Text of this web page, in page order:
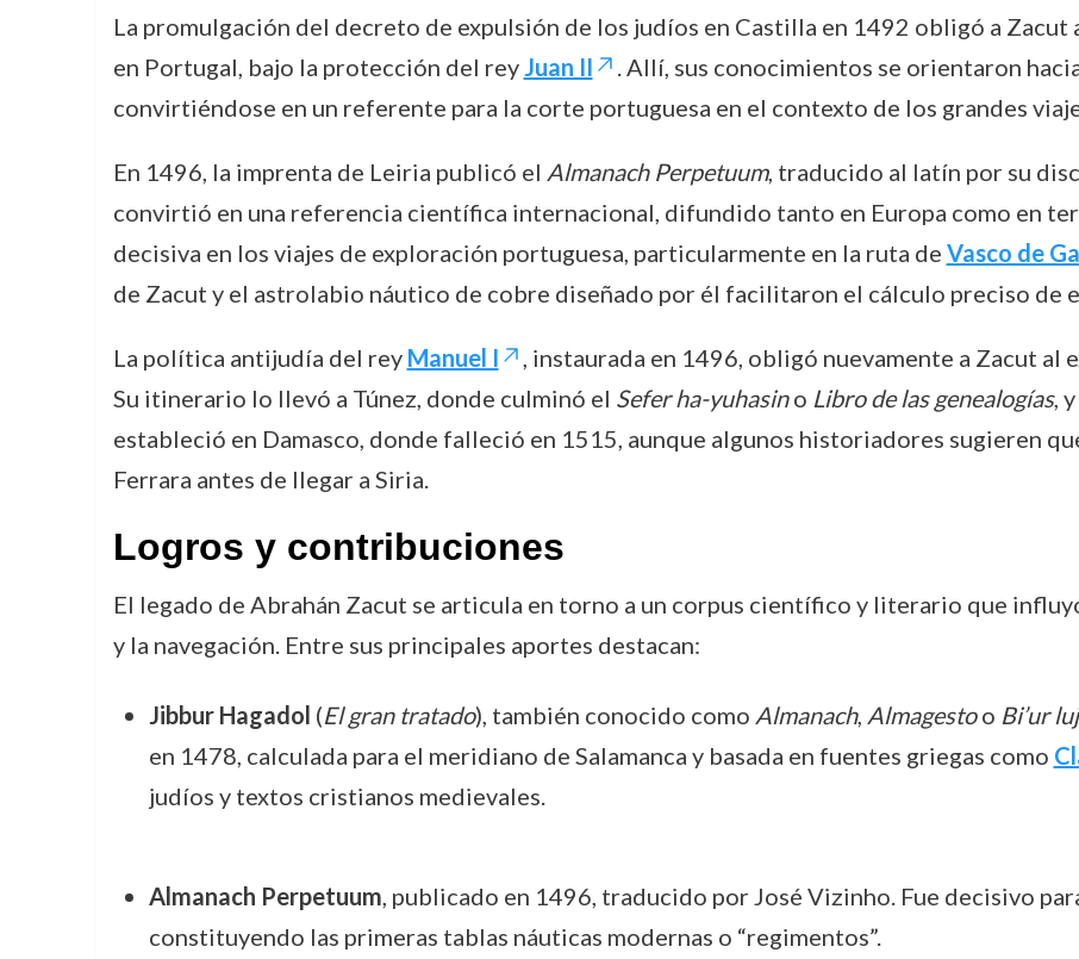
La promulgación del decreto de expulsión de los judíos en Castilla en 1492 obligó a Zacut
en Portugal, bajo la protección del rey Juan II . Allí, sus conocimientos se orientaron
convirtiéndose en un referente para la corte portuguesa en el contexto de los grandes
En 1496, la imprenta de Leiria publicó el Almanach Perpetuum, traducido al latín por su
convirtió en una referencia científica internacional, difundido tanto en Europa como en
decisiva en los viajes de exploración portuguesa, particularmente en la ruta de Vasco de
de Zacut y el astrolabio náutico de cobre diseñado por él facilitaron el cálculo preciso de
La política antijudía del rey Manuel I
, instaurada en 1496, obligó nuevamente a Zacut al
Su itinerario lo llevó a Túnez, donde culminó el Sefer ha-yuhasino Libro de las genealogías,
estableció en Damasco, donde falleció en 1515, aunque algunos historiadores sugieren
Ferrara antes de llegar a Siria.
Logros y contribuciones
El legado de Abrahán Zacut se articula en torno a un corpus científico y literario que
y la navegación. Entre sus principales aportes destacan:
Jibbur Hagadol (El gran tratado), también conocido como Almanach, Almagestoo Bi’ur
en 1478, calculada para el meridiano de Salamanca y basada en fuentes griegas como
judíos y textos cristianos medievales.
Almanach Perpetuum, publicado en 1496, traducido por José Vizinho. Fue decisivo
constituyendo las primeras tablas náuticas modernas o “regimentos”.